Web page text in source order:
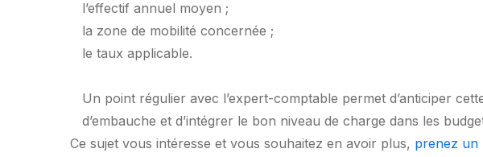
l’effectif annuel moyen ;
la zone de mobilité concernée ;
le taux applicable.
Un point régulier avec l’expert-comptable permet d’anticiper
d’embauche et d’intégrer le bon niveau de charge dans les
Ce sujet vous intéresse et vous souhaitez en avoir plus, prenez un